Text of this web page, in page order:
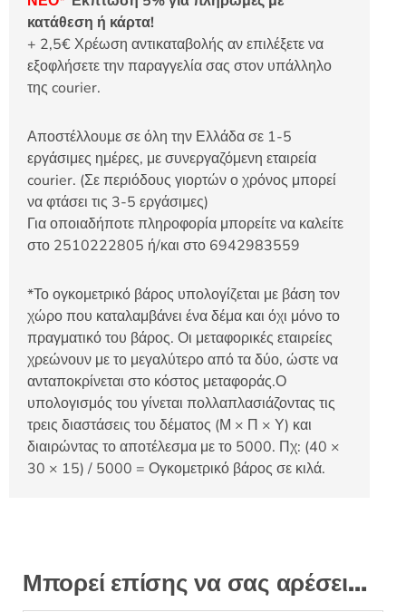
κατάθεση ή κάρτα!
+ 2,5€ Χρέωση αντικαταβολής αν επιλέξετε να
εξοφλήσετε την παραγγελία σας στον υπάλληλο
της courier.
Αποστέλλουμε σε όλη την Ελλάδα σε 1-5
εργάσιμες ημέρες, με συνεργαζόμενη εταιρεία
courier. (Σε περιόδους γιορτών ο χρόνος μπορεί
να φτάσει τις 3-5 εργάσιμες)
Για οποιαδήποτε πληροφορία μπορείτε να καλείτε
στο 2510222805 ή/και στο 6942983559
*Το ογκομετρικό βάρος υπολογίζεται με βάση τον
χώρο που καταλαμβάνει ένα δέμα και όχι μόνο το
πραγματικό του βάρος. Οι μεταφορικές εταιρείες
χρεώνουν με το μεγαλύτερο από τα δύο, ώστε να
ανταποκρίνεται στο κόστος μεταφοράς.Ο
υπολογισμός του γίνεται πολλαπλασιάζοντας τις
τρεις διαστάσεις του δέματος (Μ × Π × Υ) και
διαιρώντας το αποτέλεσμα με το 5000. Πχ: (40 ×
30 × 15) / 5000 = Ογκομετρικό βάρος σε κιλά.
Μπορεί επίσης να σας αρέσει…